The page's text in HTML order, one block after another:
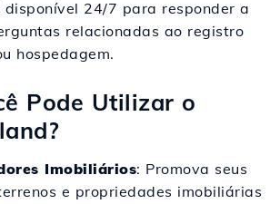
disponível 24/7 para responder a
relacionadas ao registro
hospedagem.
Pode Utilizar o
Imobiliários: Promova seus
e propriedades imobiliárias